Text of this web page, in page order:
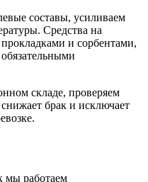
составы, усиливаем
Средства на
и сорбентами,
складе, проверяем
брак и исключает